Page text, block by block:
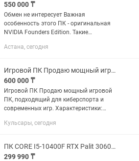
550 000 ₸
Обмен не интересует Важная
особенность этого ПК - оригинальная
NVIDIA Founders Edition. Такие
крайне редко, поэтому они ценятся
Астана, сегодня
Игровой ПК Продаю мощный игровой ПК
600 000 ₸
Игровой ПК Продаю мощный игровой
ПК, подходящий для киберспорта и
современных игр. Характеристики:
ГБ •Видеокарта: 8 ГБ (RTX 3060 Ti)
Кульсары, сегодня
ПК CORE I5-10400F RTX Palit 3060 ОЗУ 16 GB SSD 512 GB Магазин Red Geek
299 990 ₸